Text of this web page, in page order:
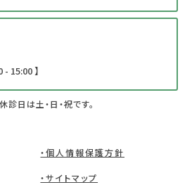
15:00 】
診日は土・日・祝です。
・個人情報保護方針
・サイトマップ